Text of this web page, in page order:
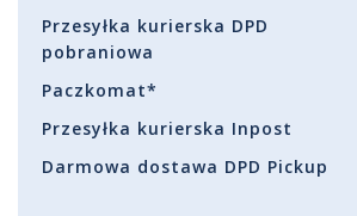
Przesyłka kurierska DPD
pobraniowa
Paczkomat*
Przesyłka kurierska Inpost
Darmowa dostawa DPD Pickup